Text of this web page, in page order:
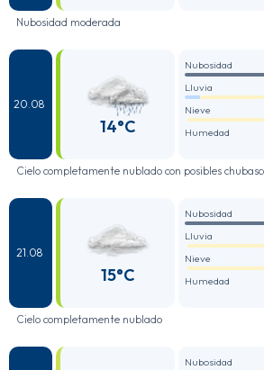
Nubosidad moderada
20.08
14°C
Nubosidad
Lluvia
Nieve
Humedad
Cielo completamente nublado con posibles
21.08
15°C
Nubosidad
Lluvia
Nieve
Humedad
Cielo completamente nublado
Nubosidad